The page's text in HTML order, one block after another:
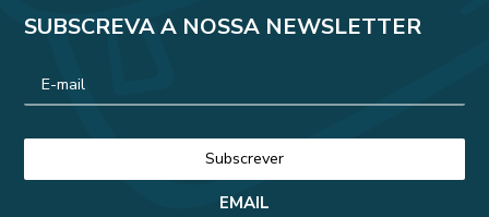
SUBSCREVA A NOSSA NEWSLETTER
EMAIL